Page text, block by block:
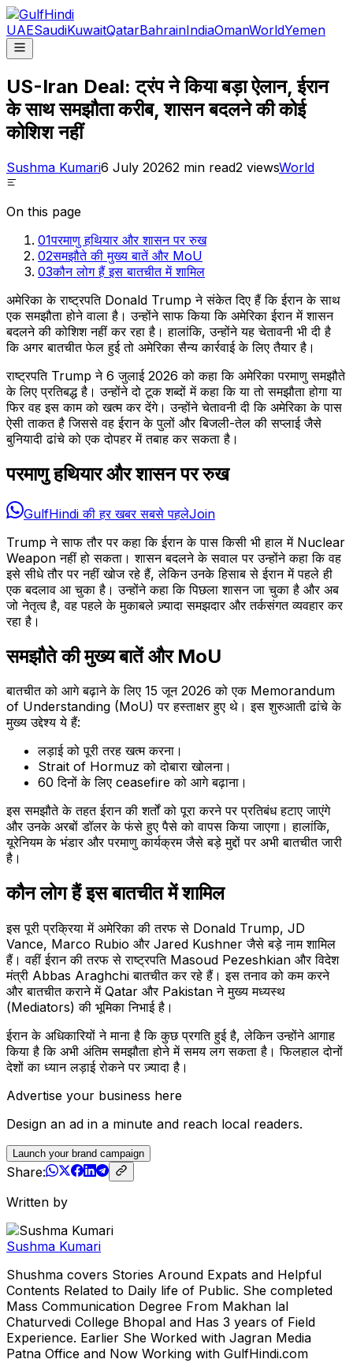
UAESaudiKuwaitQatarBahrainIndiaOmanWorldYemen
US-Iran Deal: ट्रंप ने किया बड़ा ऐलान, ईरान
के साथ समझौता करीब, शासन बदलने की कोई
कोशिश नहीं
Sushma Kumari6 July 20262 min read2 viewsWorld
On this page
01परमाणु हथियार और शासन पर रुख
02समझौते की मुख्य बातें और MoU
03कौन लोग हैं इस बातचीत में शामिल
अमेरिका के राष्ट्रपति Donald Trump ने संकेत दिए हैं कि ईरान के साथ
एक समझौता होने वाला है। उन्होंने साफ किया कि अमेरिका ईरान में शासन
बदलने की कोशिश नहीं कर रहा है। हालांकि, उन्होंने यह चेतावनी भी दी है
कि अगर बातचीत फेल हुई तो अमेरिका सैन्य कार्रवाई के लिए तैयार है।
राष्ट्रपति Trump ने 6 जुलाई 2026 को कहा कि अमेरिका परमाणु समझौते
के लिए प्रतिबद्ध है। उन्होंने दो टूक शब्दों में कहा कि या तो समझौता होगा या
फिर वह इस काम को खत्म कर देंगे। उन्होंने चेतावनी दी कि अमेरिका के पास
ऐसी ताकत है जिससे वह ईरान के पुलों और बिजली-तेल की सप्लाई जैसे
बुनियादी ढांचे को एक दोपहर में तबाह कर सकता है।
परमाणु हथियार और शासन पर रुख
GulfHindi की हर खबर सबसे पहलेJoin
Trump ने साफ तौर पर कहा कि ईरान के पास किसी भी हाल में Nuclear
Weapon नहीं हो सकता। शासन बदलने के सवाल पर उन्होंने कहा कि वह
इसे सीधे तौर पर नहीं खोज रहे हैं, लेकिन उनके हिसाब से ईरान में पहले ही
एक बदलाव आ चुका है। उन्होंने कहा कि पिछला शासन जा चुका है और अब
जो नेतृत्व है, वह पहले के मुकाबले ज़्यादा समझदार और तर्कसंगत व्यवहार कर
रहा है।
समझौते की मुख्य बातें और MoU
बातचीत को आगे बढ़ाने के लिए 15 जून 2026 को एक Memorandum
of Understanding (MoU) पर हस्ताक्षर हुए थे। इस शुरुआती ढांचे के
मुख्य उद्देश्य ये हैं:
लड़ाई को पूरी तरह खत्म करना।
Strait of Hormuz को दोबारा खोलना।
60 दिनों के लिए ceasefire को आगे बढ़ाना।
इस समझौते के तहत ईरान की शर्तों को पूरा करने पर प्रतिबंध हटाए जाएंगे
और उनके अरबों डॉलर के फंसे हुए पैसे को वापस किया जाएगा। हालांकि,
यूरेनियम के भंडार और परमाणु कार्यक्रम जैसे बड़े मुद्दों पर अभी बातचीत जारी
है।
कौन लोग हैं इस बातचीत में शामिल
इस पूरी प्रक्रिया में अमेरिका की तरफ से Donald Trump, JD
Vance, Marco Rubio और Jared Kushner जैसे बड़े नाम शामिल
हैं। वहीं ईरान की तरफ से राष्ट्रपति Masoud Pezeshkian और विदेश
मंत्री Abbas Araghchi बातचीत कर रहे हैं। इस तनाव को कम करने
और बातचीत कराने में Qatar और Pakistan ने मुख्य मध्यस्थ
(Mediators) की भूमिका निभाई है।
ईरान के अधिकारियों ने माना है कि कुछ प्रगति हुई है, लेकिन उन्होंने आगाह
किया है कि अभी अंतिम समझौता होने में समय लग सकता है। फिलहाल दोनों
देशों का ध्यान लड़ाई रोकने पर ज़्यादा है।
Advertise your business here
Design an ad in a minute and reach local readers.
Launch your brand campaign
Share:
Written by
Sushma Kumari
Shushma covers Stories Around Expats and Helpful
Contents Related to Daily life of Public. She completed
Mass Communication Degree From Makhan lal
Chaturvedi College Bhopal and Has 3 years of Field
Experience. Earlier She Worked with Jagran Media
Patna Office and Now Working with GulfHindi.com